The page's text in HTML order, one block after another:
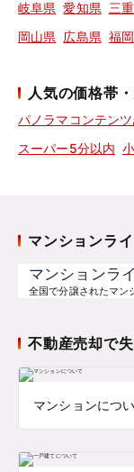
岐阜県 愛知県 三
岡山県 広島県 福
人気の価格帯
パノラマコンテンツ
スーパー5分以内
マンションラ
マンションラ
全国で分譲されたマン
不動産売却で
マンションにつ